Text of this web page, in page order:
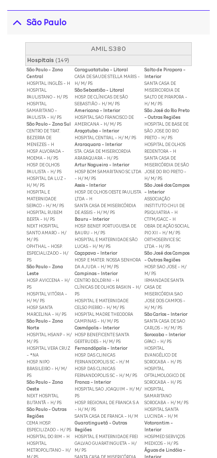
São Paulo
AMIL S380
Hospitais(149)
São Paulo - Zona
Central
HOSPITAL INGLÊS - H
HOSPITAL
PAULISTANO - H/ PS
HOSPITAL
SAMARITANO -
PAULISTA - H/ PS
São Paulo - Zona Sul
CENTRO DE TRAT.
BEZERRA DE
MENEZES - H
HOSP. ALVORADA -
MOEMA - H/ PS
HOSP. DE OLHOS
PAULISTA - H/ PS
HOSPITAL DA LUZ -
H/ M/ PS
HOSPITAL E
MATERNIDADE
SEPACO - H/ M/ PS
HOSPITAL RUBEM
BERTA - H/ PS
NEXT HOSPITAL
SANTO AMARO - H/
M/ PS
OPHTHAL - HOSP.
ESPECIALIZADO - H/
PS
São Paulo - Zona
Leste
HOSP. AVICCENA - H/
PS
HOSPITAL VITÓRIA -
H/ M/ PS
HOSP. SANTA
MARCELINA - H/ PS
São Paulo - Zona
Norte
HOSPITAL HSANP - H/
M/ PS
HOSPITAL VERA CRUZ
- *NA
HOSP. NIPO
BRASILEIRO - H/ M/
PS
São Paulo - Zona
Oeste
NEXT HOSPITAL
BUTANTÃ - H/ PS
São Paulo - Outras
Regiões
CEMA HOSP.
ESPECILIZADO - H/ PS
HOSPITAL DO RIM - H
HOSPITAL
METROPOLITANO - H/
Caraguatatuba - Litoral
CASA DE SAUDE STELLA MARIS -
H/ M/ PS
São Sebastião - Litoral
HOSP. DE CLÍNICAS DE SÃO
SEBASTIÃO - H/ M/ PS
Americana - Interior
HOSPITAL SAO FRANCISCO DE
AMERICANA - H/ M/ PS
Araçatuba - Interior
HOSPITAL CENTRAL - H/ M/ PS
Araraquara - Interior
STA. CASA DE MISERICORDIA
ARARAQUARA - H/ PS
Artur Nogueira - Interior
HOSP BOM SAMARITANO SC LTDA
- H/ M/ PS
Assis - Interior
HOSP. DE OLHOS OESTE PAULISTA
LTDA - H
SANTA CASA DE MISERICÓRDIA
DE ASSIS - H/ M/ PS
Bauru - Interior
HOSP. BENEF. PORTUGUESA DE
BAURU - H/ PS
HOSPITAL E MATERNIDADE SÃO
LUCAS - H/ M/ PS
Caçapava - Interior
HOSP. E MATER. NOSSA SENHORA
DA AJUDA - H/ M/ PS
Campinas - Interior
CENTRO BOLDRINI - H
CLÍNICAS DE OLHOS RASKIN - H/
PS
HOSPITAL E MATERNIDADE
CELSO PIERRO - H/ M/ PS
HOSPITAL MADRE THEODORA
CAMPINAS - H/ M/ PS
Cosmópolis - Interior
HOSP BENEFICENTE SANTA
GERTRUDES - H/ M/ PS
Fernandópolis - Interior
HOSP. DAS CLINICAS
FERNANDOPOLIS SC - H/ M
HOSP. DAS CLINICAS
FERNANDOPOLIS SC - H/ M/ PS
Franca - Interior
HOSPITAL SAO JOAQUIM - H/ M/
PS
HOSP. REGIONAL DE FRANCA S A
- H/ M/ PS
SANTA CASA DE FRANCA - H/ M
Guaratinguetá - Outras
Regiões
HOSPITAL E MATERNIDADE FREI
GALVAO GUARATINGUETA - H/
M/ PS
Salto de Pirapora -
Interior
SANTA CASA DE
MISERICORDIA DE
SALTO DE PIRAPORA -
H/ M/ PS
São José do Rio Preto
- Outras Regiões
HOSPITAL DE BASE DE
SÃO JOSE DO RIO
PRETO - H/ PS
HOSPITAL DE OLHOS
REDENTORA - H
SANTA CASA DE
MISERICÓRDIA DE SÃO
JOSE DO RIO PRETO -
H/ M/ PS
São José dos Campos
- Interior
ASSOCIAÇÃO
INSTITUTO CHUI DE
PSIQUIATRIA - H
CTFM/GACC - H
OBRA DE AÇÃO SOCIAL
PIO XII - H/ M/ PS
ORTHOSERVICE SC
LTDA - H/ PS
São José dos Campos
- Outras Regiões
HOSP. SAO JOSE - H/
M/ PS
IRMANDADE SANTA
CASA DE
MISERICÓRDIA SAO
JOSE DOS CAMPOS -
H/ M/ PS
São Carlos - Interior
SANTA CASA DE SAO
CARLOS - H/ M/ PS
Sorocaba - Interior
GPACI - H/ PS
HOSPITAL
EVANGÉLICO DE
SOROCABA - H/ PS
HOSPITAL
OFTALMOLOGICO DE
SOROCABA - H/ PS
HOSPITAL
SAMARITANO
SOROCABA - H/ M/ PS
HOSPITAL SANTA
LUCINDA - H/ M
Votorantim -
Interior
HOSPMED SERVIÇOS
MEDICOS - H/ PS
Águas de Lindóia -